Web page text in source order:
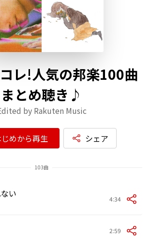
レ!人気の邦楽100曲
まとめ聴き♪
by Rakuten Music
めから再生 シェア
103曲
い 4:34
2:59